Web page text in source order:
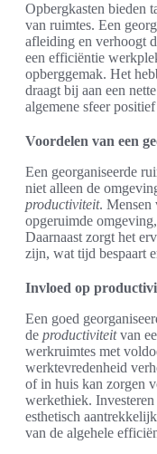
Opbergkasten bieden
van ruimtes. Een
afleiding en verhoogt
een efficiëntie
opberggemak. Het
draagt bij aan een
algemene sfeer
Voordelen van een
Een georganiseerde
niet alleen de
productiviteit. Mensen
opgeruimde
Daarnaast zorgt het
zijn, wat tijd bespaart
Invloed op
Een goed
de productiviteitvan
werkruimtes met
werktevredenheid
of in huis kan zorgen
werkethiek.
esthetisch
van de algehele